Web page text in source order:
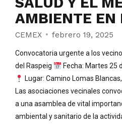
AMBIENTE EN
CEMEX febrero 19, 2025
Convocatoria urgente a los
del Raspeig
Fecha: Martes 25
Lugar: Camino Lomas
Las asociaciones vecinales
a una asamblea de vital
ambiental y sanitario de la